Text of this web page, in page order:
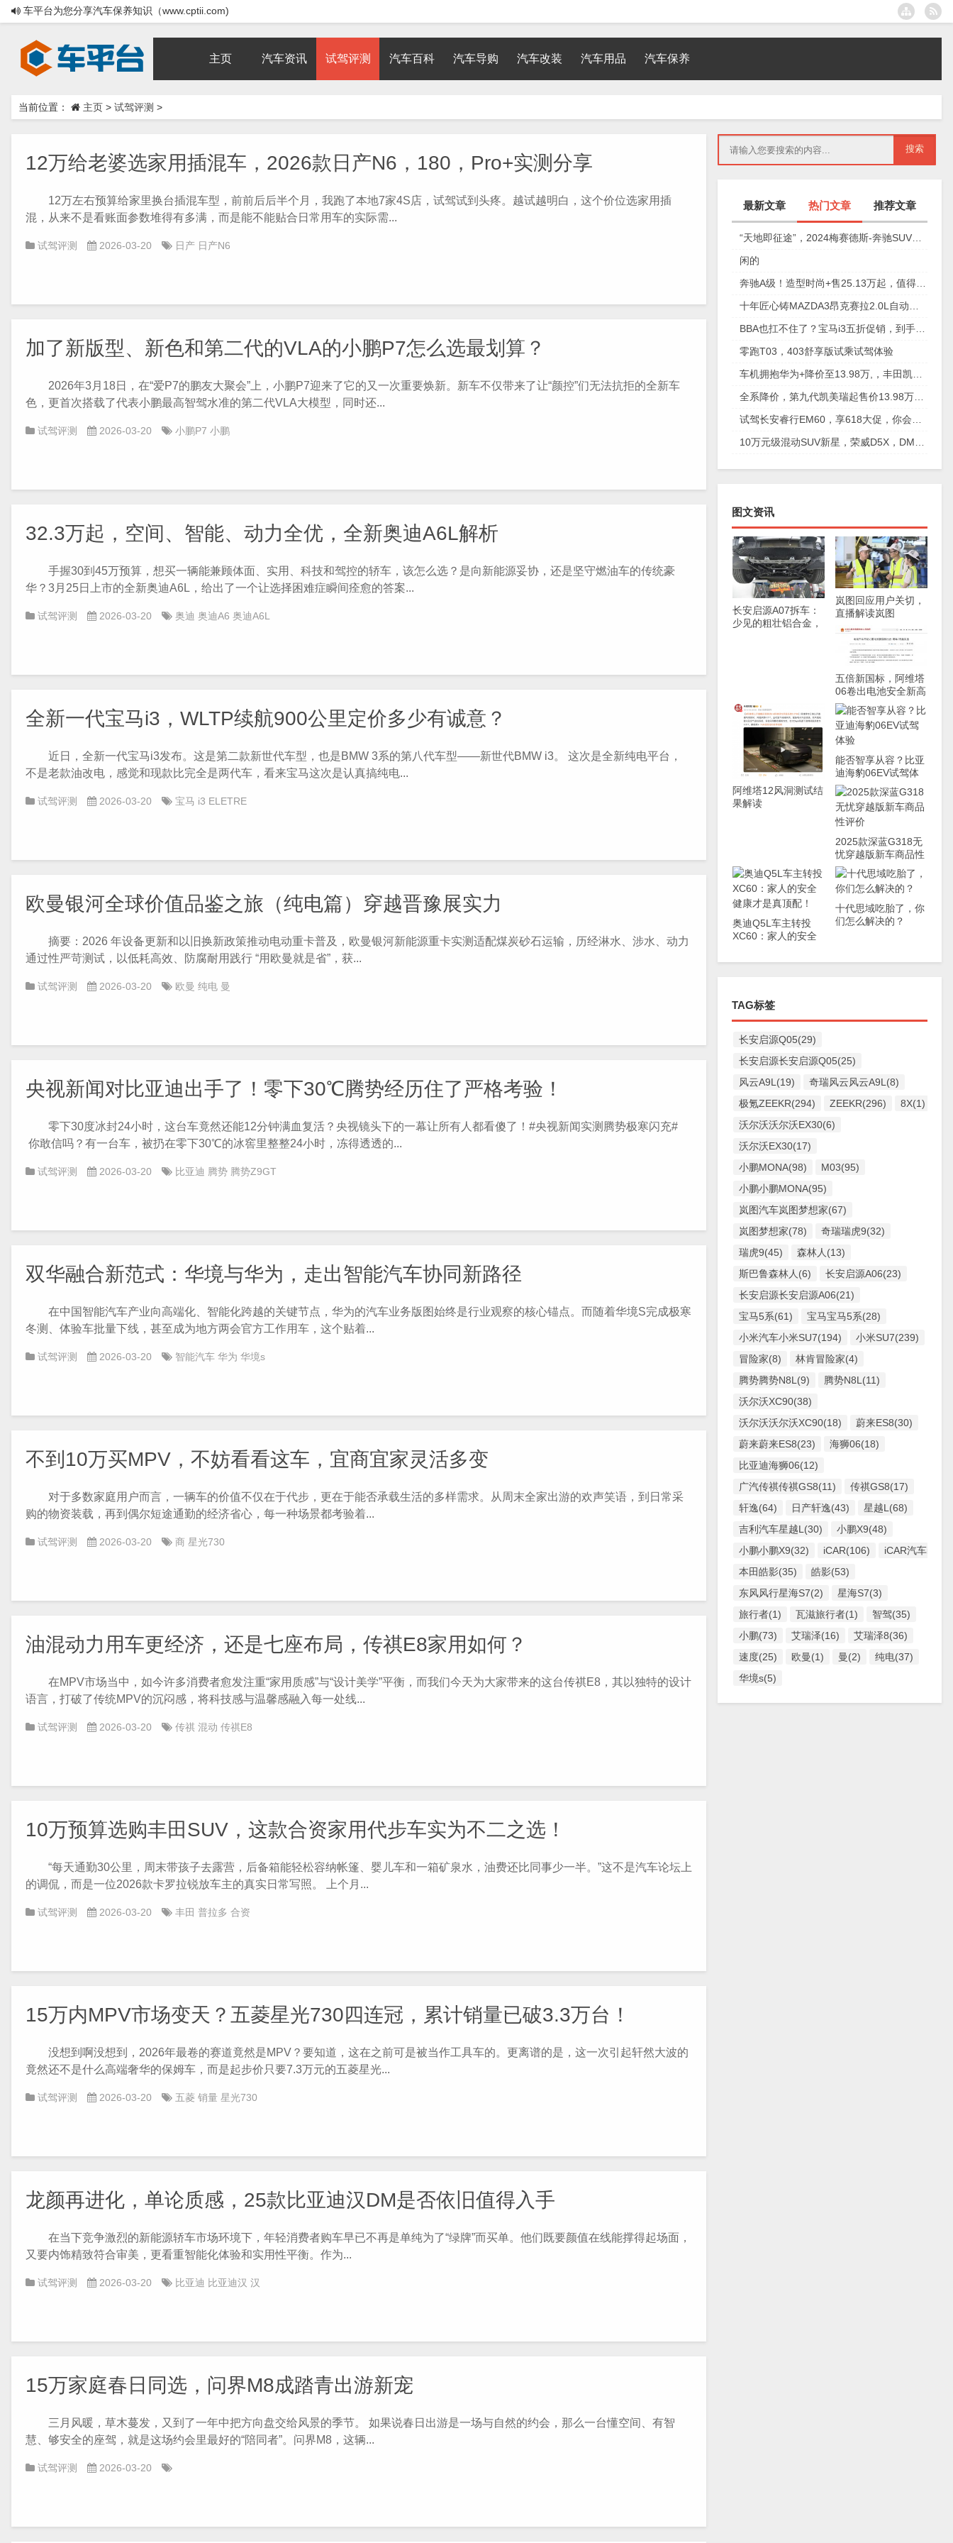
车平台为您分享汽车保养知识（www.cptii.com)
主页 汽车资讯 试驾评测 汽车百科 汽车导购 汽车改装 汽车用品 汽车保养
当前位置： 主页 > 试驾评测 >
12万给老婆选家用插混车，2026款日产N6，180，Pro+实测分享
12万左右预算给家里换台插混车型，前前后后半个月，我跑了本地7家4S店，试驾试到头疼。越试越明白，这个价位选家用插
混，从来不是看账面参数堆得有多满，而是能不能贴合日常用车的实际需...
试驾评测 2026-03-20 日产 日产N6
加了新版型、新色和第二代的VLA的小鹏P7怎么选最划算？
2026年3月18日，在“爱P7的鹏友大聚会”上，小鹏P7迎来了它的又一次重要焕新。新车不仅带来了让“颜控”们无法抗拒的全新车
色，更首次搭载了代表小鹏最高智驾水准的第二代VLA大模型，同时还...
试驾评测 2026-03-20 小鹏P7 小鹏
32.3万起，空间、智能、动力全优，全新奥迪A6L解析
手握30到45万预算，想买一辆能兼顾体面、实用、科技和驾控的轿车，该怎么选？是向新能源妥协，还是坚守燃油车的传统豪
华？3月25日上市的全新奥迪A6L，给出了一个让选择困难症瞬间痊愈的答案...
试驾评测 2026-03-20 奥迪 奥迪A6 奥迪A6L
全新一代宝马i3，WLTP续航900公里定价多少有诚意？
近日，全新一代宝马i3发布。这是第二款新世代车型，也是BMW 3系的第八代车型——新世代BMW i3。 这次是全新纯电平台，
不是老款油改电，感觉和现款比完全是两代车，看来宝马这次是认真搞纯电...
试驾评测 2026-03-20 宝马 i3 ELETRE
欧曼银河全球价值品鉴之旅（纯电篇）穿越晋豫展实力
摘要：2026 年设备更新和以旧换新政策推动电动重卡普及，欧曼银河新能源重卡实测适配煤炭砂石运输，历经淋水、涉水、动力
通过性严苛测试，以低耗高效、防腐耐用践行 “用欧曼就是省”，获...
试驾评测 2026-03-20 欧曼 纯电 曼
央视新闻对比亚迪出手了！零下30℃腾势经历住了严格考验！
零下30度冰封24小时，这台车竟然还能12分钟满血复活？央视镜头下的一幕让所有人都看傻了！#央视新闻实测腾势极寒闪充#
你敢信吗？有一台车，被扔在零下30℃的冰窖里整整24小时，冻得透透的...
试驾评测 2026-03-20 比亚迪 腾势 腾势Z9GT
双华融合新范式：华境与华为，走出智能汽车协同新路径
在中国智能汽车产业向高端化、智能化跨越的关键节点，华为的汽车业务版图始终是行业观察的核心锚点。而随着华境S完成极寒
冬测、体验车批量下线，甚至成为地方两会官方工作用车，这个贴着...
试驾评测 2026-03-20 智能汽车 华为 华境s
不到10万买MPV，不妨看看这车，宜商宜家灵活多变
对于多数家庭用户而言，一辆车的价值不仅在于代步，更在于能否承载生活的多样需求。从周末全家出游的欢声笑语，到日常采
购的物资装载，再到偶尔短途通勤的经济省心，每一种场景都考验着...
试驾评测 2026-03-20 商 星光730
油混动力用车更经济，还是七座布局，传祺E8家用如何？
在MPV市场当中，如今许多消费者愈发注重“家用质感”与“设计美学”平衡，而我们今天为大家带来的这台传祺E8，其以独特的设计
语言，打破了传统MPV的沉闷感，将科技感与温馨感融入每一处线...
试驾评测 2026-03-20 传祺 混动 传祺E8
10万预算选购丰田SUV，这款合资家用代步车实为不二之选！
“每天通勤30公里，周末带孩子去露营，后备箱能轻松容纳帐篷、婴儿车和一箱矿泉水，油费还比同事少一半。”这不是汽车论坛上
的调侃，而是一位2026款卡罗拉锐放车主的真实日常写照。 上个月...
试驾评测 2026-03-20 丰田 普拉多 合资
15万内MPV市场变天？五菱星光730四连冠，累计销量已破3.3万台！
没想到啊没想到，2026年最卷的赛道竟然是MPV？要知道，这在之前可是被当作工具车的。更离谱的是，这一次引起轩然大波的
竟然还不是什么高端奢华的保姆车，而是起步价只要7.3万元的五菱星光...
试驾评测 2026-03-20 五菱 销量 星光730
龙颜再进化，单论质感，25款比亚迪汉DM是否依旧值得入手
在当下竞争激烈的新能源轿车市场环境下，年轻消费者购车早已不再是单纯为了“绿牌”而买单。他们既要颜值在线能撑得起场面，
又要内饰精致符合审美，更看重智能化体验和实用性平衡。作为...
试驾评测 2026-03-20 比亚迪 比亚迪汉 汉
15万家庭春日同选，问界M8成踏青出游新宠
三月风暖，草木蔓发，又到了一年中把方向盘交给风景的季节。 如果说春日出游是一场与自然的约会，那么一台懂空间、有智
慧、够安全的座驾，就是这场约会里最好的“陪同者”。问界M8，这辆...
试驾评测 2026-03-20
最新文章 热门文章 推荐文章
闲的
零跑T03，403舒享版试乘试驾体验
图文资讯
长安启源A07拆车：
少见的粗壮铝合金，
岚图回应用户关切，
直播解读岚图
FREE+生产细节
五倍新国标，阿维塔
06卷出电池安全新高
度
阿维塔12风洞测试结
果解读
能否智享从容？比亚
迪海豹06EV试驾体
验
2025款深蓝G318无
忧穿越版新车商品性
评价
奥迪Q5L车主转投
XC60：家人的安全
十代思域吃胎了，你
们怎么解决的？
TAG标签
长安启源Q05(29)
长安启源长安启源Q05(25)
风云A9L(19)
奇瑞风云风云A9L(8)
极氪ZEEKR(294)
ZEEKR(296)
8X(1)
沃尔沃沃尔沃EX30(6)
沃尔沃EX30(17)
小鹏MONA(98)
M03(95)
小鹏小鹏MONA(95)
岚图汽车岚图梦想家(67)
岚图梦想家(78)
奇瑞瑞虎9(32)
瑞虎9(45)
森林人(13)
斯巴鲁森林人(6)
长安启源A06(23)
长安启源长安启源A06(21)
宝马5系(61)
宝马宝马5系(28)
小米汽车小米SU7(194)
小米SU7(239)
冒险家(8)
林肯冒险家(4)
腾势腾势N8L(9)
腾势N8L(11)
沃尔沃XC90(38)
沃尔沃沃尔沃XC90(18)
蔚来ES8(30)
蔚来蔚来ES8(23)
海狮06(18)
比亚迪海狮06(12)
广汽传祺传祺GS8(11)
传祺GS8(17)
轩逸(64)
日产轩逸(43)
星越L(68)
吉利汽车星越L(30)
小鹏X9(48)
小鹏小鹏X9(32)
iCAR(106)
iCAR汽车
本田皓影(35)
皓影(53)
东风风行星海S7(2)
星海S7(3)
旅行者(1)
瓦滋旅行者(1)
智驾(35)
小鹏(73)
艾瑞泽(16)
艾瑞泽8(36)
速度(25)
欧曼(1) 曼(2)
纯电(37)
华境s(5)